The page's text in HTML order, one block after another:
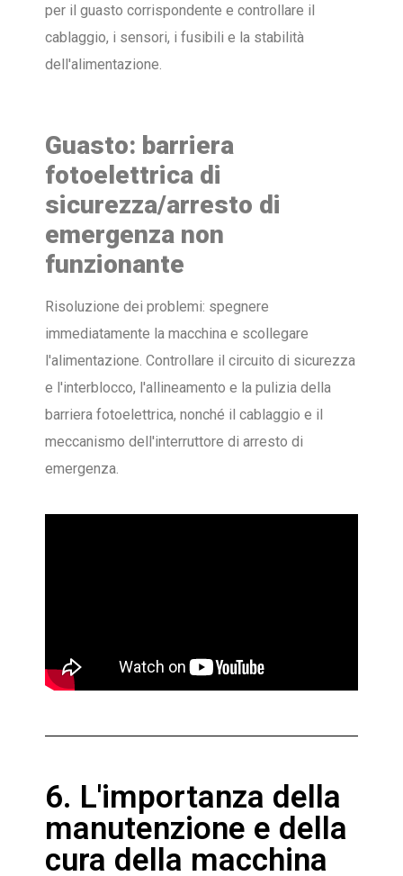
per il guasto corrispondente e controllare il
cablaggio, i sensori, i fusibili e la stabilità
dell'alimentazione.
Guasto: barriera
fotoelettrica di
sicurezza/arresto di
emergenza non
funzionante
Risoluzione dei problemi: spegnere
immediatamente la macchina e scollegare
l'alimentazione. Controllare il circuito di sicurezza
e l'interblocco, l'allineamento e la pulizia della
barriera fotoelettrica, nonché il cablaggio e il
meccanismo dell'interruttore di arresto di
emergenza.
6. L'importanza della
manutenzione e della
cura della macchina